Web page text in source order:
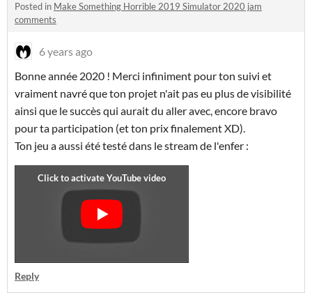
Posted in Make Something Horrible 2019 Simulator 2020 jam
comments
6 years ago
Bonne année 2020 ! Merci infiniment pour ton suivi et
vraiment navré que ton projet n'ait pas eu plus de visibilité
ainsi que le succès qui aurait du aller avec, encore bravo
pour ta participation (et ton prix finalement XD).
Ton jeu a aussi été testé dans le stream de l'enfer :
Reply